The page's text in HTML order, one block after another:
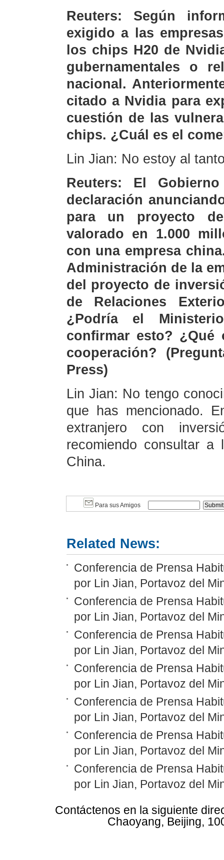
Reuters: Según
exigido a las
los chips H20 de
gubernamentales o
nacional.
citado a Nvidia para
cuestión de las
chips. ¿Cuál es el
Lin Jian: No estoy al
Reuters: El
declaración
para un proyecto
valorado en 1.000
con una empresa
Administración de la
del proyecto de
de Relaciones
¿Podría el
confirmar esto? ¿Qué
cooperación?
Press)
Lin Jian: No tengo
que has mencionado.
extranjero con
recomiendo consultar a
China.
Para sus Amigos
Related News:
Conferencia de Prensa
por Lin Jian, Portavoz del
Conferencia de Prensa
por Lin Jian, Portavoz del
Conferencia de Prensa
por Lin Jian, Portavoz del
Conferencia de Prensa
por Lin Jian, Portavoz del
Conferencia de Prensa
por Lin Jian, Portavoz del
Conferencia de Prensa
por Lin Jian, Portavoz del
Conferencia de Prensa
por Lin Jian, Portavoz del
Contáctenos en la siguiente
Chaoyang, Beijing,